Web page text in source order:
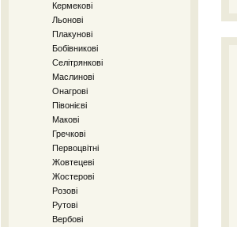
Кермекові
Льонові
Плакунові
Бобівникові
Селітрянкові
Маслинові
Онагрові
Півонієві
Макові
Гречкові
Первоцвітні
Жовтецеві
Жостерові
Розові
Рутові
Вербові